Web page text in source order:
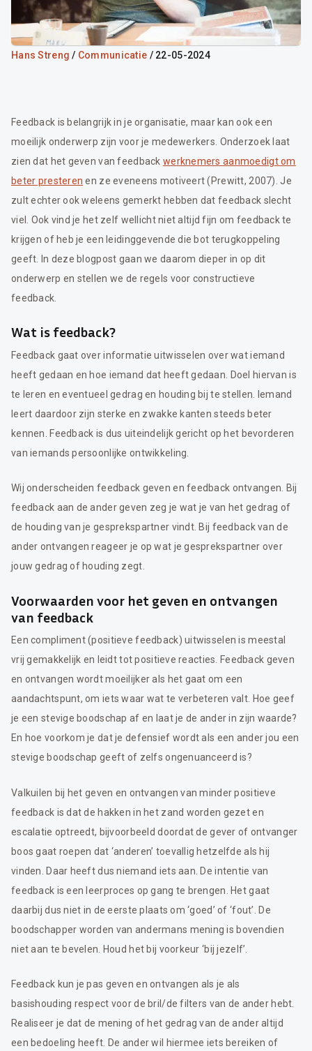
Hans Streng / Communicatie / 22-05-2024
Feedback is belangrijk in je organisatie, maar kan ook een
moeilijk onderwerp zijn voor je medewerkers. Onderzoek laat
zien dat het geven van feedback werknemers aanmoedigt om
beter presteren en ze eveneens motiveert (Prewitt, 2007). Je
zult echter ook weleens gemerkt hebben dat feedback slecht
viel. Ook vind je het zelf wellicht niet altijd fijn om feedback te
krijgen of heb je een leidinggevende die bot terugkoppeling
geeft. In deze blogpost gaan we daarom dieper in op dit
onderwerp en stellen we de regels voor constructieve
feedback.
Wat is feedback?
Feedback gaat over informatie uitwisselen over wat iemand
heeft gedaan en hoe iemand dat heeft gedaan. Doel hiervan is
te leren en eventueel gedrag en houding bij te stellen. Iemand
leert daardoor zijn sterke en zwakke kanten steeds beter
kennen. Feedback is dus uiteindelijk gericht op het bevorderen
van iemands persoonlijke ontwikkeling.
Wij onderscheiden feedback geven en feedback ontvangen. Bij
feedback aan de ander geven zeg je wat je van het gedrag of
de houding van je gesprekspartner vindt. Bij feedback van de
ander ontvangen reageer je op wat je gesprekspartner over
jouw gedrag of houding zegt.
Voorwaarden voor het geven en ontvangen
van feedback
Een compliment (positieve feedback) uitwisselen is meestal
vrij gemakkelijk en leidt tot positieve reacties. Feedback geven
en ontvangen wordt moeilijker als het gaat om een
aandachtspunt, om iets waar wat te verbeteren valt. Hoe geef
je een stevige boodschap af en laat je de ander in zijn waarde?
En hoe voorkom je dat je defensief wordt als een ander jou een
stevige boodschap geeft of zelfs ongenuanceerd is?
Valkuilen bij het geven en ontvangen van minder positieve
feedback is dat de hakken in het zand worden gezet en
escalatie optreedt, bijvoorbeeld doordat de gever of ontvanger
boos gaat roepen dat ‘anderen’ toevallig hetzelfde als hij
vinden. Daar heeft dus niemand iets aan. De intentie van
feedback is een leerproces op gang te brengen. Het gaat
daarbij dus niet in de eerste plaats om ‘goed’ of ‘fout’. De
boodschapper worden van andermans mening is bovendien
niet aan te bevelen. Houd het bij voorkeur ‘bij jezelf’.
Feedback kun je pas geven en ontvangen als je als
basishouding respect voor de bril/de filters van de ander hebt.
Realiseer je dat de mening of het gedrag van de ander altijd
een bedoeling heeft. De ander wil hiermee iets bereiken of